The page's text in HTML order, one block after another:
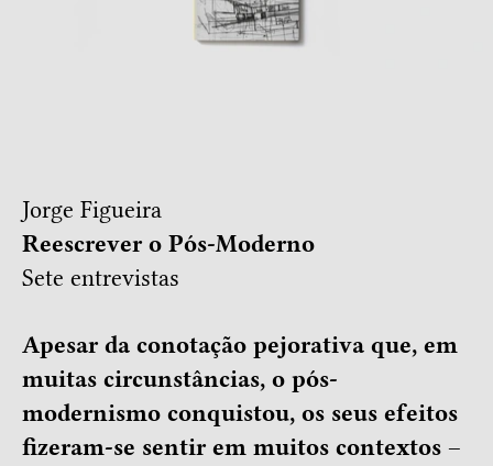
Jorge Figueira
Reescrever o Pós-Moderno
Sete entrevistas
Apesar da conotação pejorativa que, em
muitas circunstâncias, o pós-
modernismo conquistou, os seus efeitos
fizeram-se sentir em muitos contextos –